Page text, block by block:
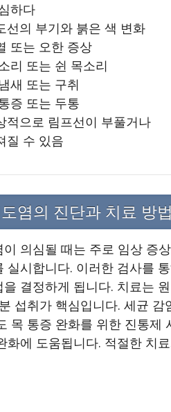
하다
선의 부기와 붉은 색 변화
또는 오한 증상
리 또는 쉰 목소리
새 또는 구취
증 또는 두통
적으로 림프선이 부풀거나
질 수 있음
염의 진단과 치료 방법
이 의심될 때는 주로 임상 증
실시합니다. 이러한 검사를
을 결정하게 됩니다. 치료는
섭취가 핵심입니다. 세균
목 통증 완화를 위한 진통제
화에 도움됩니다. 적절한 치